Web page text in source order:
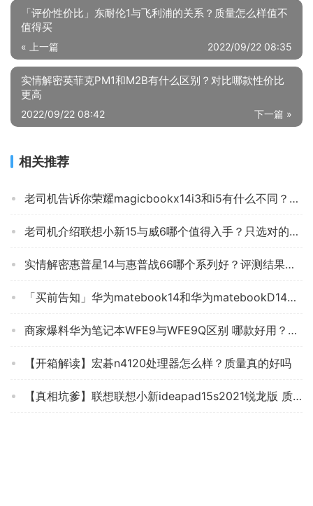
「评价性价比」东耐伦1与飞利浦的关系？质量怎么样值不
值得买
« 上一篇 2022/09/22 08:35
实情解密英菲克PM1和M2B有什么区别？对比哪款性价比
更高
下一篇 »
2022/09/22 08:42
相关推荐
老司机告诉你荣耀magicbookx14i3和i5有什么不同？评测分析哪款更好
老司机介绍联想小新15与威6哪个值得入手？只选对的不选贵的
实情解密惠普星14与惠普战66哪个系列好？评测结果不看后悔
「买前告知」华为matebook14和华为matebookD14的区别？哪个性价比高、质量更好
商家爆料华为笔记本WFE9与WFE9Q区别 哪款好用？评测教你怎么选
【开箱解读】宏碁n4120处理器怎么样？质量真的好吗
【真相坑爹】联想联想小新ideapad15s2021锐龙版 质量网友评价一般？笔记本质量评测到底怎么样？